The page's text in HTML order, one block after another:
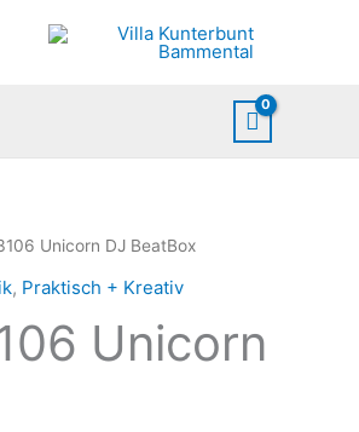
Unicorn DJ BeatBox
, Praktisch + Kreativ
Unicorn